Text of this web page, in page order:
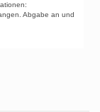
Abgabe an und